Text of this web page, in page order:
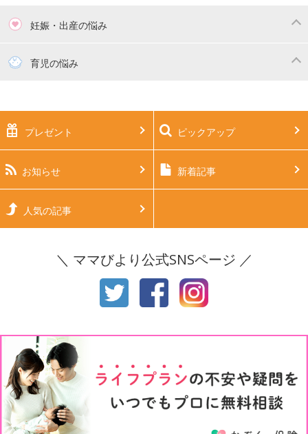
妊娠・出産の悩み
妊活 育児の悩み
生後2ヶ月 生後3ヶ月
生後4ヶ月 生後5ヶ月
生後6ヶ月
生後11ヶ月
3才
5才 6才
プレゼント ピックアップ
お知らせ 新着記事
人気の記事
＼ ママびより公式SNSページ ／